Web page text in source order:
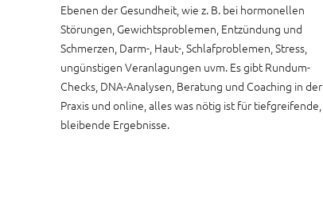
Ebenen der Gesundheit, wie z. B. bei hormonellen
Störungen, Gewichtsproblemen, Entzündung und
Schmerzen, Darm-, Haut-, Schlafproblemen, Stress,
ungünstigen Veranlagungen uvm. Es gibt Rundum-
Checks, DNA-Analysen, Beratung und Coaching in der
Praxis und online, alles was nötig ist für tiefgreifende,
bleibende Ergebnisse.